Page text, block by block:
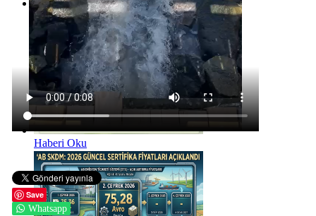
Haberi Oku
Haberi Oku
Save
Whatsapp